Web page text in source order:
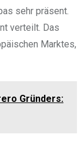
sehr präsent.
verteilt. Das
Marktes,
Gründers: